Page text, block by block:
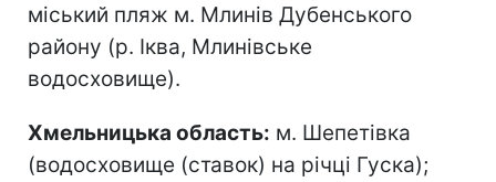
міський пляж м. Млинів Дубенського
району (р. Іква, Млинівське
водосховище).
Хмельницька область: м. Шепетівка
(водосховище (ставок) на річці Гуска);